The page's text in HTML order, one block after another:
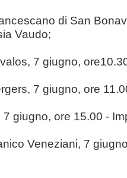
di San
Vaudo;
7 giugno,
7 giugno, ore
giugno, ore 15.00 -
Veneziani, 7